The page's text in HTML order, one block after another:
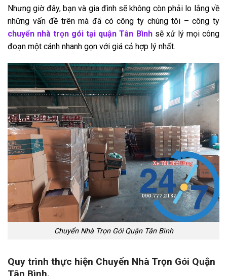
Nhưng giờ đây, bạn và gia đình sẽ không còn phải lo lắng về
những vấn đề trên mà đã có công ty chúng tôi – công ty
chuyển nhà trọn gói tại quận Tân Bình sẽ xử lý mọi công
đoạn một cánh nhanh gọn với giá cả hợp lý nhất.
Chuyển Nhà Trọn Gói Quận Tân Bình
Quy trình thực hiện Chuyển Nhà Trọn Gói Quận